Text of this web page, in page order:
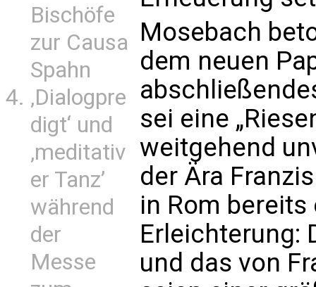
Bischöfe
zur Causa
Spahn
‚Dialogpre
digt‘ und
‚meditativ
er Tanz’
während
der
Messe
Mosebach
dem neuen
sei eine
weitgehend
der Ära
in Rom
Erleichterung:
und das von